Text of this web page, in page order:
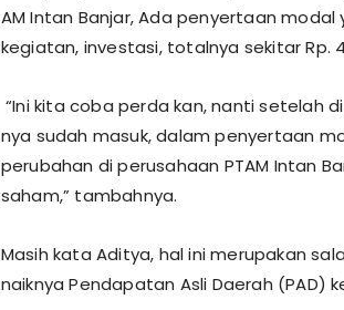
AM Intan Banjar, Ada penyertaan modal
kegiatan, investasi, totalnya sekitar Rp.
“Ini kita coba perda kan, nanti setelah
nya sudah masuk, dalam penyertaan
perubahan di perusahaan PTAM Intan
saham,” tambahnya.
Masih kata Aditya, hal ini merupakan
naiknya Pendapatan Asli Daerah (PAD)